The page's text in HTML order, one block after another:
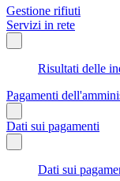
Gestione rifiuti
Servizi in rete
Risultati delle
Pagamenti
Dati sui pagamenti
Dati sui